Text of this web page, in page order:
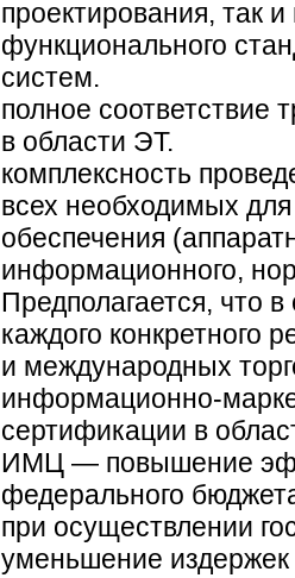
проектирования, так
функционального
систем.
полное соответствие
в области ЭТ.
комплексность
всех необходимых
обеспечения (
информационного,
Предполагается, что
каждого конкретного
и международных
информационно-
сертификации в
ИМЦ — повышение
федерального
при осуществлении
уменьшение издержек